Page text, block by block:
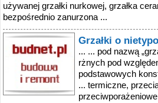
używanej grzałki nurkowej, grzałka
bezpośrednio zanurzona ...
Grzałki o
... ... pod nazwą
rżnych pod
podstawowych
... termiczne,